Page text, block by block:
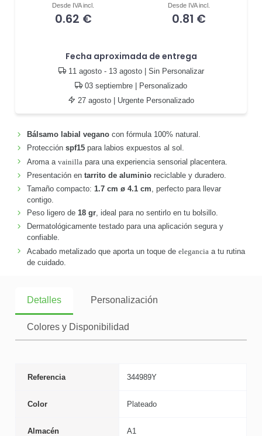
Desde IVA incl.
0.62 €
Desde IVA incl.
0.81 €
Fecha aproximada de entrega
11 agosto - 13 agosto| Sin Personalizar
03 septiembre | Personalizado
27 agosto | Urgente Personalizado
Bálsamo labial veganocon fórmula 100% natural.
Protección spf15para labios expuestos al sol.
Aroma a vainilla para una experiencia sensorial placentera.
Presentación en tarrito de aluminioreciclable y duradero.
Tamaño compacto: 1.7 cm ø 4.1 cm , perfecto para llevar
contigo.
Peso ligero de 18 gr, ideal para no sentirlo en tu bolsillo.
Dermatológicamente testado para una aplicación segura y
confiable.
Acabado metalizado que aporta un toque de eleganciaa tu rutina
de cuidado.
Detalles Personalización
Colores y Disponibilidad
Referencia 344989Y
Color Plateado
Almacén A1